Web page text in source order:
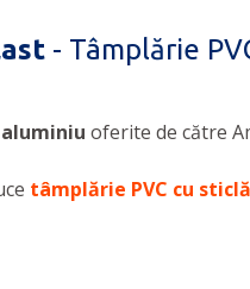
- Tâmplărie
aluminiu oferite de către
tâmplărie PVC cu